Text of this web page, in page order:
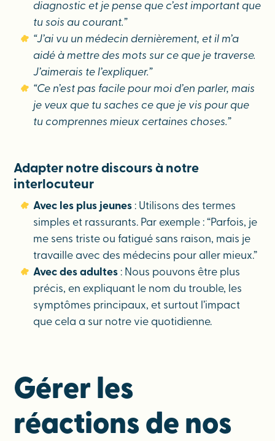
diagnostic et je pense que c’est important que
tu sois au courant.”
“J’ai vu un médecin dernièrement, et il m’a
aidé à mettre des mots sur ce que je traverse.
J’aimerais te l’expliquer.”
“Ce n’est pas facile pour moi d’en parler, mais
je veux que tu saches ce que je vis pour que
tu comprennes mieux certaines choses.”
Adapter notre discours à notre
interlocuteur
Avec les plus jeunes : Utilisons des termes
simples et rassurants. Par exemple : “Parfois, je
me sens triste ou fatigué sans raison, mais je
travaille avec des médecins pour aller mieux.”
Avec des adultes : Nous pouvons être plus
précis, en expliquant le nom du trouble, les
symptômes principaux, et surtout l’impact
que cela a sur notre vie quotidienne.
Gérer les
réactions de nos